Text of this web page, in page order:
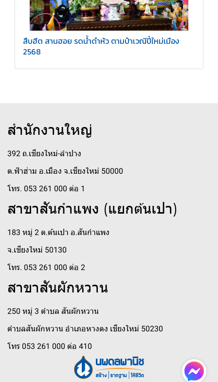
สืบฮีต สานฮอย รดน้ำดำหัว ตามป๋าเวณีปี๋ใหม่เมือง
2568
สำนักงานใหญ่
392 ถ.เชียงใหม่-ลำปาง
ต.ฟ้าฮ่าม อ.เมือง จ.เชียงใหม่ 50000
โทร. 053 261 000 ต่อ 1
สาขาสันกำแพง (แยกต้นเปา)
183 หมู่ 2 ต.ต้นเปา อ.สันกำแพง
จ.เชียงใหม่ 50130
โทร. 053 261 000 ต่อ 2
สาขาสันผักหวาน
250 หมู่ 3 ตำบล สันผักหวาน
ตำบลสันผักหวาน อำเภอหางดง เชียงใหม่ 50230
โทร 053 261 000 ต่อ 410